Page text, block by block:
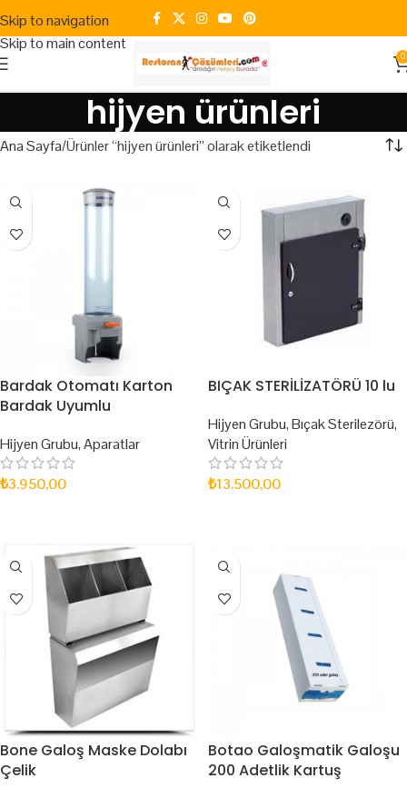
Skip to navigation
Skip to main content
0
hijyen ürünleri
Ana Sayfa Ürünler “hijyen ürünleri” olarak etiketlendi
Bardak Otomatı Karton
Bardak Uyumlu
Hijyen Grubu,Aparatlar
₺3.950,00
BIÇAK STERİLİZATÖRÜ 10 lu
Hijyen Grubu,Bıçak Sterilezörü,
Vitrin Ürünleri
₺13.500,00
Bone Galoş Maske Dolabı
Çelik
Botao Galoşmatik Galoşu
200 Adetlik Kartuş